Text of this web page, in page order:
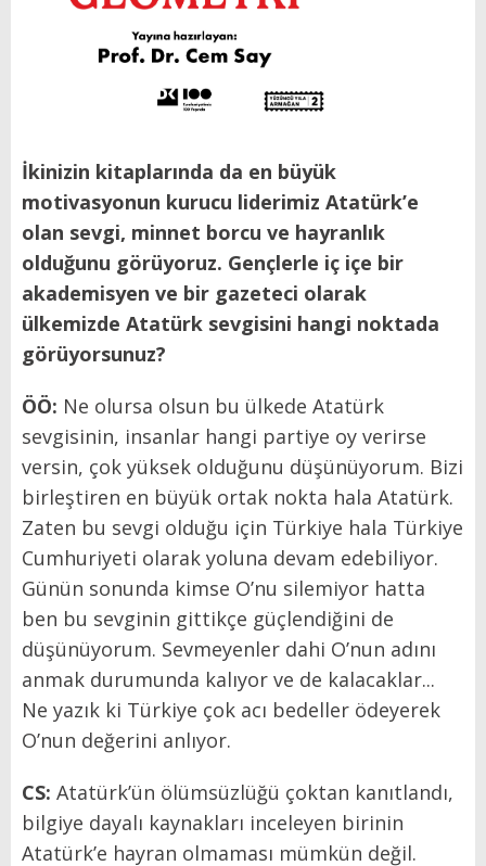
İkinizin kitaplarında da en büyük
motivasyonun kurucu liderimiz Atatürk’e
olan sevgi, minnet borcu ve hayranlık
olduğunu görüyoruz. Gençlerle iç içe bir
akademisyen ve bir gazeteci olarak
ülkemizde Atatürk sevgisini hangi noktada
görüyorsunuz?
ÖÖ: Ne olursa olsun bu ülkede Atatürk
sevgisinin, insanlar hangi partiye oy verirse
versin, çok yüksek olduğunu düşünüyorum. Bizi
birleştiren en büyük ortak nokta hala Atatürk.
Zaten bu sevgi olduğu için Türkiye hala Türkiye
Cumhuriyeti olarak yoluna devam edebiliyor.
Günün sonunda kimse O’nu silemiyor hatta
ben bu sevginin gittikçe güçlendiğini de
düşünüyorum. Sevmeyenler dahi O’nun adını
anmak durumunda kalıyor ve de kalacaklar...
Ne yazık ki Türkiye çok acı bedeller ödeyerek
O’nun değerini anlıyor.
CS: Atatürk’ün ölümsüzlüğü çoktan kanıtlandı,
bilgiye dayalı kaynakları inceleyen birinin
Atatürk’e hayran olmaması mümkün değil.